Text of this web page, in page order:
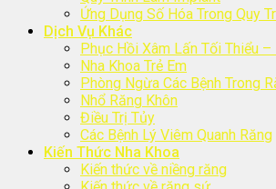
Ứng Dụng Số Hóa Trong Quy
Dịch Vụ Khác
Phục Hồi Xâm Lấn Tối Thiểu
Nha Khoa Trẻ Em
Phòng Ngừa Các Bệnh Trong
Nhổ Răng Khôn
Điều Trị Tủy
Các Bệnh Lý Viêm Quanh Răng
Kiến Thức Nha Khoa
Kiến thức về niềng răng